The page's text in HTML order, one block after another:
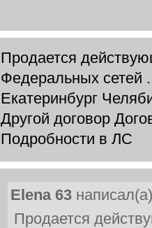
Продается
Федеральных сетей
Екатеринбург
Другой договор
Подробности в ЛС
Elena 63
Продается